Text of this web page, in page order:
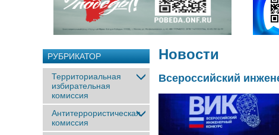
РУБРИКАТОР
Территориальная
избирательная
комиссия
Антитеррористическая
комиссия
Новости
Всероссийский